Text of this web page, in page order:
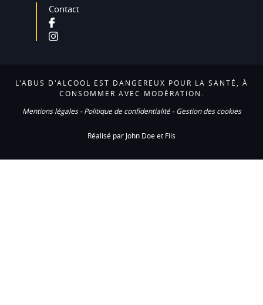
Contact
L'ABUS D'ALCOOL EST DANGEREUX POUR LA SANTÉ, À
CONSOMMER AVEC MODÉRATION.
Mentions légales-Politique de confidentialité-Gestion des cookies
Réalisé par John Doe et Fils